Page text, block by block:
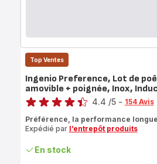
Top Ventes
Ingenio Preference, Lot de
amovible + poignée, Inox,
Note
4.4 /5 - 154 Avis
Préférence, la performance
Expédié par l’entrepôt produits
En stock